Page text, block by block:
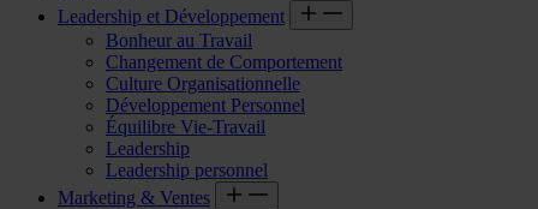
Leadership et Développement
Bonheur au Travail
Changement de Comportement
Culture Organisationnelle
Développement Personnel
Équilibre Vie-Travail
Leadership
Leadership personnel
Marketing & Ventes